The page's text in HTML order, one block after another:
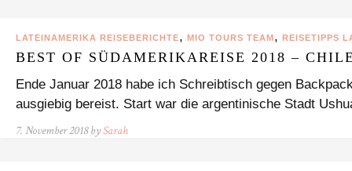
LATEINAMERIKA REISEBERICHTE, MIO TOURS TEAM, REISETIPPS
BEST OF SÜDAMERIKAREISE 2018 –
Ende Januar 2018 habe ich Schreibtisch gegen
ausgiebig bereist. Start war die argentinische Stadt
7. November 2018 bySarah